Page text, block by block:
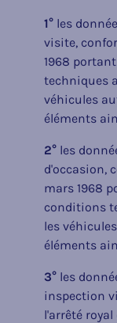
1° les
visite,
1968
techniques
véhicules
éléments
2° les
d'occasion,
mars 1968
conditions
les
éléments
3° les
inspection
l'arrêté